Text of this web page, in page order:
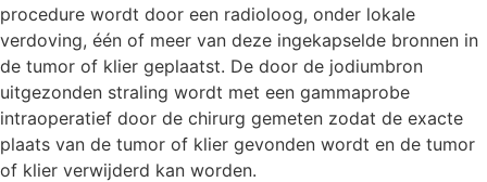
procedure wordt door een radioloog, onder lokale
verdoving, één of meer van deze ingekapselde bronnen in
de tumor of klier geplaatst. De door de jodiumbron
uitgezonden straling wordt met een gammaprobe
intraoperatief door de chirurg gemeten zodat de exacte
plaats van de tumor of klier gevonden wordt en de tumor
of klier verwijderd kan worden.